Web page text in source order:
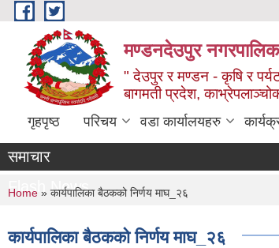
Skip to main content
मण्डनदेउपुर
" देउपुर र मण्डन - कृषि र
बागमती प्रदेश,
गृहपृष्ठ परिचय वडा कार्यालयहरु
समाचार
Flash News
You are here
Home » कार्यपालिका बैठकको निर्णय माघ_२६
कार्यपालिका बैठकको निर्णय माघ_२६